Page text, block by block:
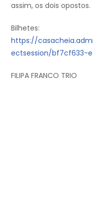
assim, os dois opostos.
Bilhetes:
https://
ectsession/bf7cf633-
FILIPA FRANCO TRIO